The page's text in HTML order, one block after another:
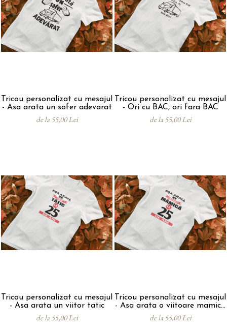
Tricou personalizat cu mesajul
- Asa arata un sofer adevarat
de la 55,00 Lei
Tricou personalizat cu mesajul
- Ori cu BAC, ori fara BAC
de la 55,00 Lei
Tricou personalizat cu mesajul
- Asa arata un viitor tatic
de la 55,00 Lei
Tricou personalizat cu mesajul
- Asa arata o viitoare mamica
/ tatic
de la 55,00 Lei